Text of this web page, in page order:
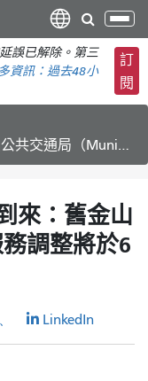
切
換
導
航
誤已解除。第三
資訊： 過去48小
訂
閱
服務調整將於6月6日開始
來：舊金山
調整將於6
LinkedIn